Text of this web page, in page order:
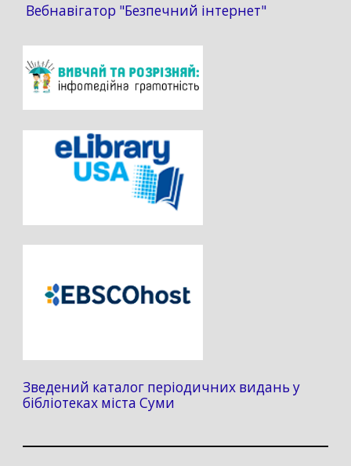
Вебнавігатор "Безпечний інтернет"
Зведений каталог періодичних видань у
бібліотеках міста Суми